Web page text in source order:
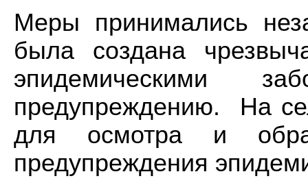
Меры принимались
была создана
эпидемическими
предупреждению. На
для осмотра и
предупреждения